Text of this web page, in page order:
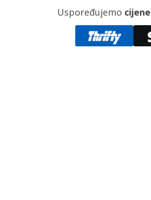
Uspoređujemo cijene